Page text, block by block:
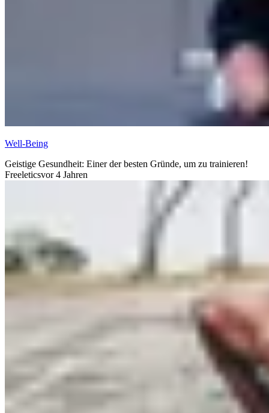
Well-Being
Geistige Gesundheit: Einer der besten Gründe, um zu trainieren!
Freeleticsvor 4 Jahren